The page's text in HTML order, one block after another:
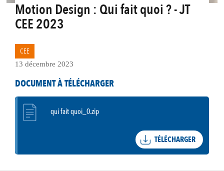
Motion Design : Qui fait quoi ? - JT
CEE 2023
CEE
13 décembre 2023
DOCUMENT À TÉLÉCHARGER
qui fait quoi_0.zip
TÉLÉCHARGER